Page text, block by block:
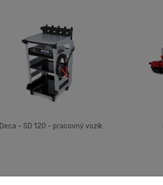
Deca – SD 120 – pracovný vozík